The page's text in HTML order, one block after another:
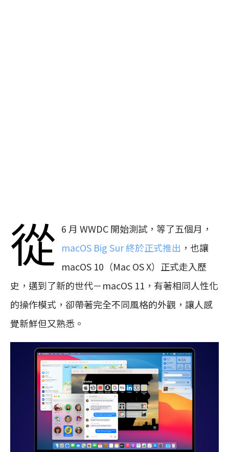
從 6 月 WWDC 開始測試，等了五個月，
macOS Big Sur 終於正式推出 ，也讓
macOS 10（Mac OS X）正式走入歷
史，邁到了新的世代－macOS 11，有著相同人性化
的操作模式，卻帶著完全不同風格的外觀，讓人感
覺新鮮但又熟悉。